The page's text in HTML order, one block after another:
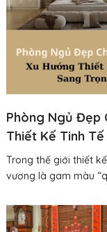
Phòng Ngủ Đẹp
Thiết Kế Tinh
Trong thế giới thiết
vương là gam màu